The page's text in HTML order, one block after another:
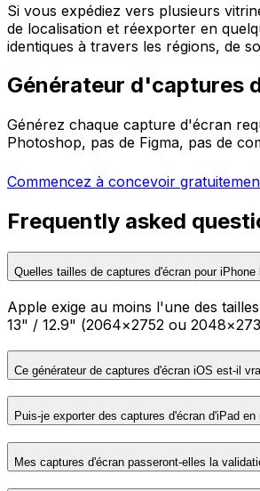
Si vous expédiez vers plusieurs
de localisation et réexporter en
identiques à travers les régions, de
Générateur d'captures
Générez chaque capture d'écran
Photoshop, pas de Figma, pas de
Commencez à concevoir
Frequently asked
Quelles tailles de captures d'écran pour
Apple exige au moins l'une des
13" / 12.9" (2064×2752 ou
Ce générateur de captures d'écran iOS est-il
Puis-je exporter des captures d'écran d'iPad
Mes captures d'écran passeront-elles la